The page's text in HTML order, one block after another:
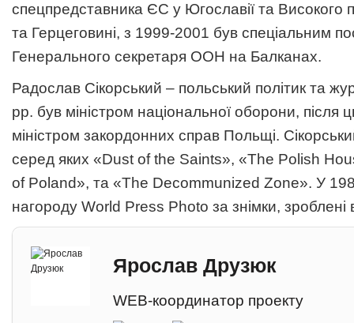
спецпредставника ЄС у Югославії та Високого
та Герцеговині, з 1999-2001 був спеціальним
Генерального секретаря ООН на Балканах.
Радослав Сікорський – польський політик та
рр. був міністром національної оборони, після
міністром закордонних справ Польщі.
серед яких «Dust of the Saints», «The Polish
of Poland», та «The Decommunized Zone». У
нагороду World Press Photo за знімки, зроблені
Ярослав Друзюк
WEB-координатор проекту